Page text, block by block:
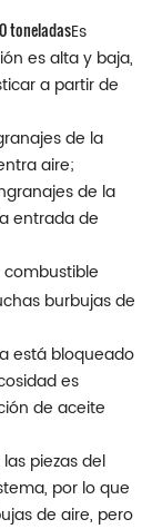
toneladasEs
es alta y baja,
a partir de
de la
aire;
de la
entrada de
burbujas de
está bloqueado
es
de aceite
piezas del
por lo que
de aire, pero